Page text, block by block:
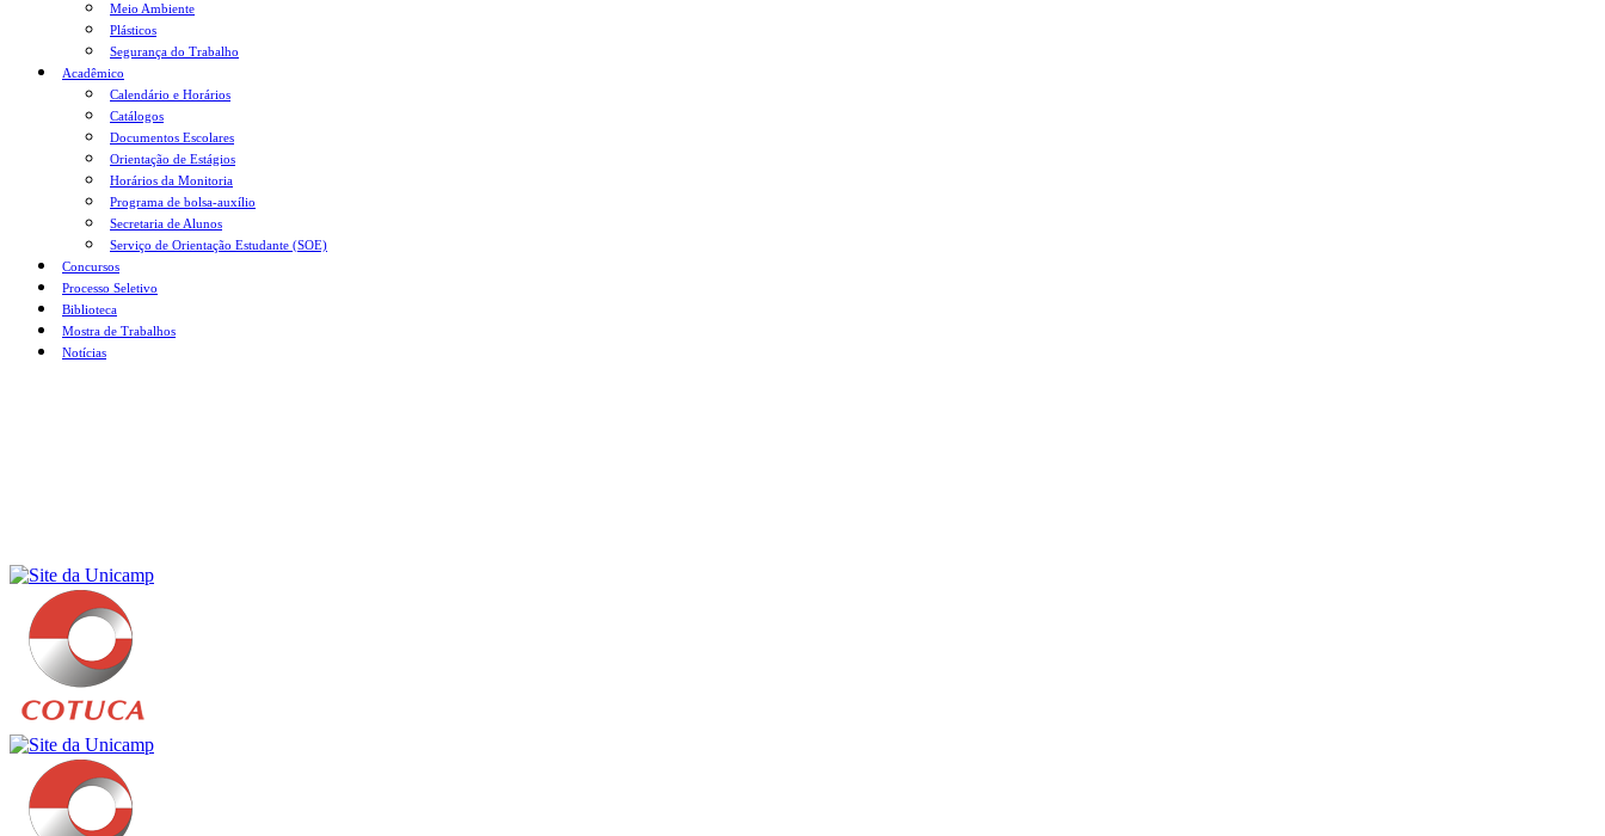
Meio Ambiente
Plásticos
Segurança do Trabalho
Acadêmico
Calendário e Horários
Catálogos
Documentos Escolares
Orientação de Estágios
Horários da Monitoria
Programa de bolsa-auxílio
Secretaria de Alunos
Serviço de Orientação Estudante (SOE)
Concursos
Processo Seletivo
Biblioteca
Mostra de Trabalhos
Notícias